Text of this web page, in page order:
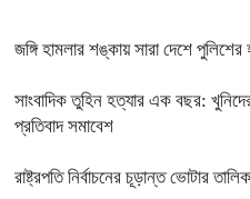
জঙ্গি হামলার শঙ্কায় সারা দেশে পুলিশের
সাংবাদিক তুহিন হত্যার এক বছর:
প্রতিবাদ সমাবেশ
রাষ্ট্রপতি নির্বাচনের চূড়ান্ত ভোটার